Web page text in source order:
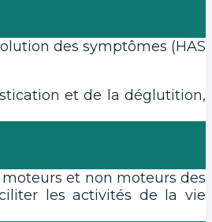
des symptômes (HAS
et de la déglutition,
et non moteurs des
les activités de la vie